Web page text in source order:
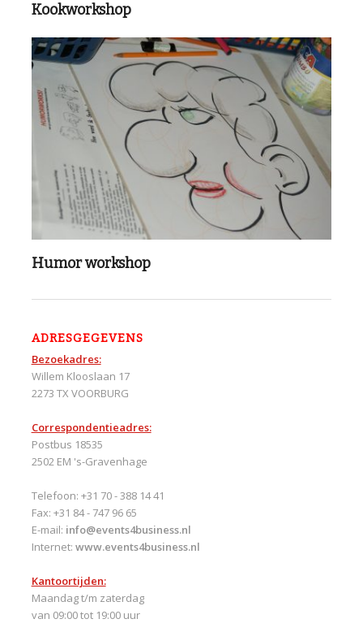
Kookworkshop
Humor workshop
ADRESGEGEVENS
Bezoekadres:
Willem Klooslaan 17
2273 TX VOORBURG
Correspondentieadres:
Postbus 18535
2502 EM 's-Gravenhage
Telefoon: +31 70 - 388 14 41
Fax: +31 84 - 747 96 65
E-mail: info@events4business.nl
Internet: www.events4business.nl
Kantoortijden:
Maandag t/m zaterdag
van 09:00 tot 19:00 uur